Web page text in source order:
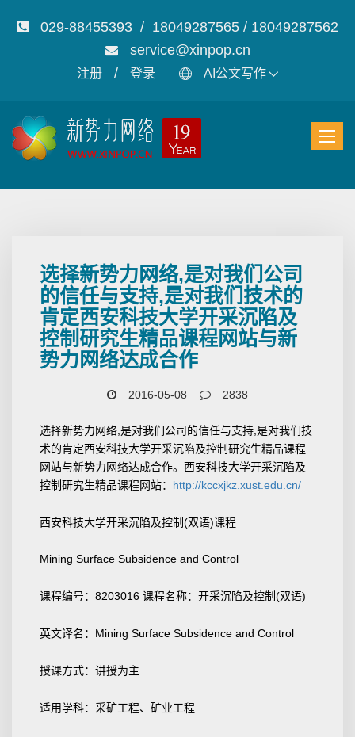
029-88455393 / 18049287565 / 18049287562
service@xinpop.cn
注册 / 登录 AI公文写作
选择新势力网络,是对我们公司
的信任与支持,是对我们技术的
肯定西安科技大学开采沉陷及
控制研究生精品课程网站与新
势力网络达成合作
2016-05-08 2838
选择新势力网络,是对我们公司的信任与支持,是对我们技
术的肯定西安科技大学开采沉陷及控制研究生精品课程
网站与新势力网络达成合作。西安科技大学开采沉陷及
控制研究生精品课程网站： http://kccxjkz.xust.edu.cn/
西安科技大学开采沉陷及控制(双语)课程
Mining Surface Subsidence and Control
课程编号：8203016 课程名称：开采沉陷及控制(双语)
英文译名：Mining Surface Subsidence and Control
授课方式：讲授为主
适用学科：采矿工程、矿业工程